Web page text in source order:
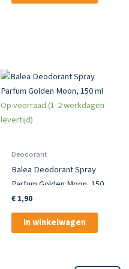
Op voorraad (1-2 werkdagen
levertijd)
Deodorant
Balea Deodorant Spray
Parfum Golden Moon, 150
ml
€1,90
In winkelwagen